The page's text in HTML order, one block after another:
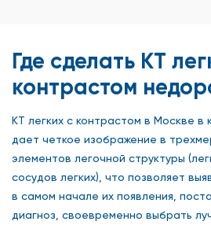
Где сделать КТ
контрастом
КТ легких с контрастом в Москве в
дает четкое изображение в
элементов легочной структуры
сосудов легких), что позволяет
в самом начале их появления,
диагноз, своевременно выбрать